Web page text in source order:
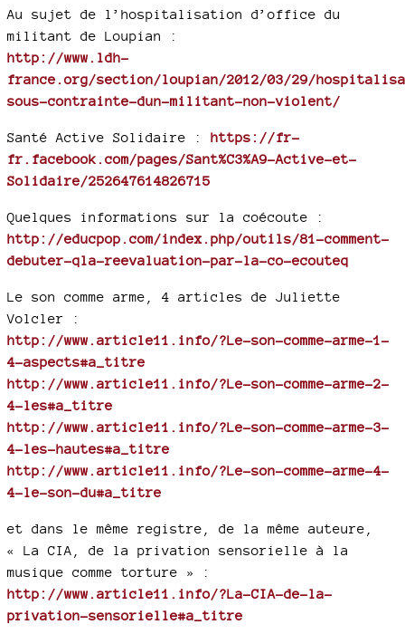
Au sujet de l’hospitalisation d’office du
militant de Loupian :
http://www.ldh-
france.org/section/loupian/2012/03/29/
sous-contrainte-dun-militant-non-violent/
Santé Active Solidaire : https://fr-
fr.facebook.com/pages/Sant%C3%A9-Active-et-
Solidaire/252647614826715
Quelques informations sur la coécoute :
http://educpop.com/index.php/outils/81-comment-
debuter-qla-reevaluation-par-la-co-ecouteq
Le son comme arme, 4 articles de Juliette
Volcler :
http://www.article11.info/?Le-son-comme-arme-1-
4-aspects#a_titre
http://www.article11.info/?Le-son-comme-arme-2-
4-les#a_titre
http://www.article11.info/?Le-son-comme-arme-3-
4-les-hautes#a_titre
http://www.article11.info/?Le-son-comme-arme-4-
4-le-son-du#a_titre
et dans le même registre, de la même auteure,
« La CIA, de la privation sensorielle à la
musique comme torture » :
http://www.article11.info/?La-CIA-de-la-
privation-sensorielle#a_titre